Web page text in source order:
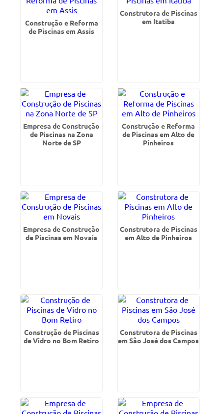
Construção e Reforma
de Piscinas em Assis
Construtora de Piscinas
em Itatiba
Empresa de Construção
de Piscinas na Zona
Norte de SP
Construção e Reforma
de Piscinas em Alto de
Pinheiros
Empresa de Construção
de Piscinas em Novais
Construtora de Piscinas
em Alto de Pinheiros
Construção de Piscinas
de Vidro no Bom Retiro
Construtora de Piscinas
em São José dos Campos